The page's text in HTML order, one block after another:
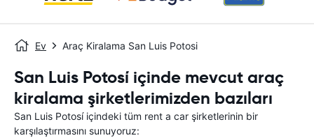
Ev Araç Kiralama San Luis Potosi
San Luis Potosí içinde mevcut araç
kiralama şirketlerimizden bazıları
San Luis Potosí içindeki tüm rent a car şirketlerinin bir
karşılaştırmasını sunuyoruz: